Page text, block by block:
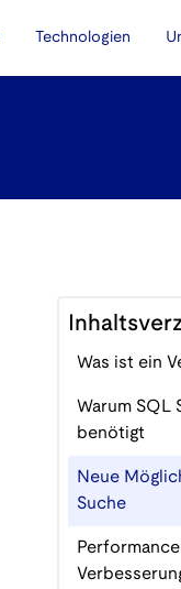
Technologien
Was ist ein
Warum SQL
benötigt
Neue
Suche